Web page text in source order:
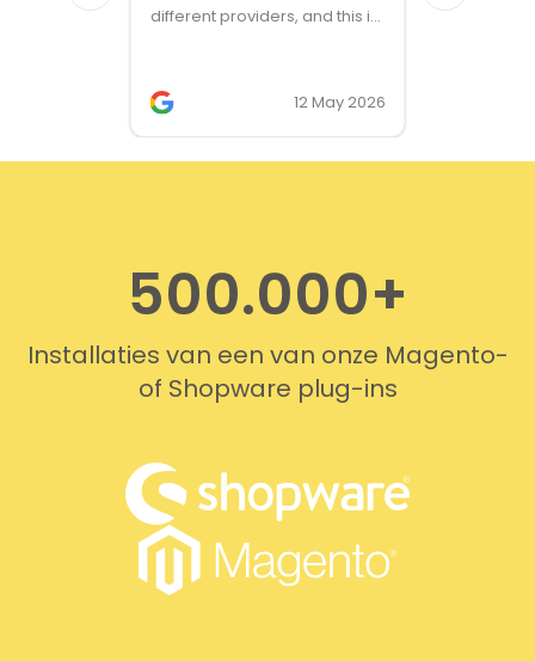
different providers, and this is
two occasions, and it was
provided quickly and
professionally. We do
12 May 2026
500.000+
Installaties van een van onze Magento-
of Shopware plug-ins